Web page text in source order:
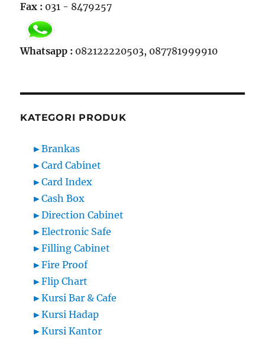
Fax : 031 - 8479257
Whatsapp : 082122220503, 087781999910
KATEGORI PRODUK
►Brankas
►Card Cabinet
►Card Index
►Cash Box
►Direction Cabinet
►Electronic Safe
►Filling Cabinet
►Fire Proof
►Flip Chart
►Kursi Bar & Cafe
►Kursi Hadap
►Kursi Kantor